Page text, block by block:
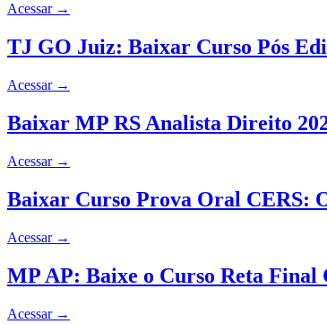
Acessar →
TJ GO Juiz: Baixar Curso Pós
Acessar →
Baixar MP RS Analista Direito
Acessar →
Baixar Curso Prova Oral CERS:
Acessar →
MP AP: Baixe o Curso Reta
Acessar →